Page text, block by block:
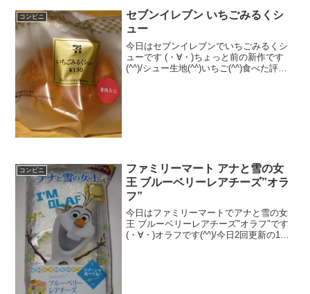
コンビニ
セブンイレブン いちごみるくシ
ュー
今日はセブンイレブンでいちごみるくシ
ューです (・∀・)ちょっと前の新作です
(^^)/シュー生地(^^)いちご(^^)食べた評価
コンビニ
ファミリーマート アナと雪の女
王 ブルーベリーレアチーズ”オラ
フ”
今日はファミリーマートでアナと雪の女
王 ブルーベリーレアチーズ"オラフ"です
(・∀・)オラフです(^^)/今日2回更新の1回